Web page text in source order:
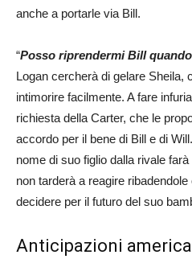
anche a portarle via Bill.
“Posso riprendermi Bill
Logan cercherà di gelare Sheila,
intimorire facilmente. A fare
richiesta della Carter, che le
accordo per il bene di Bill e di
nome di suo figlio dalla rivale
non tarderà a reagire
decidere per il futuro del suo
Anticipazioni